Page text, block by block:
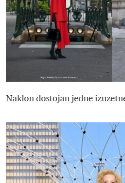
Naklon dostojan jedne